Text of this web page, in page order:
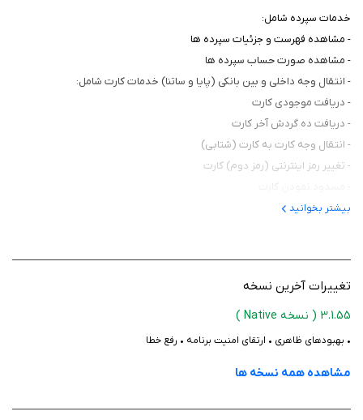
خدمات سپرده شامل:
- مشاهده فهرست و جزئیات سپرده ها
- مشاهده صورت حساب سپرده ها
- انتقال وجه داخلی و بین بانکی (پایا و ساتنا) خدمات کارت شامل:
- دریافت موجودی کارت
- دریافت ده گردش آخر کارت
- انتقال وجه کارت به کارت (شتابی)
- تغییر رمز اینترنتی (رمز دوم) کارت
بیشتر بخوانید
تغییرات آخرین نسخه
3.1.55 ( نسخه Native )
• بهبودهای ظاهری • ارتقای امنیت برنامه • رفع خطا
مشاهده همه نسخه ها